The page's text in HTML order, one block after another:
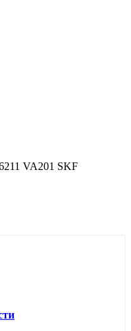
VA201 SKF